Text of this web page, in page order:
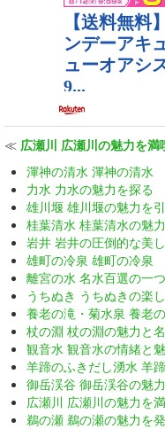
≪ 広瀬川 広瀬川の魅力を満
渾神の清水 渾神の清水
力水 力水の魅力を探る
雄川堰 雄川堰の魅力を
桂葉清水 桂葉清水の魅
岩井 岩井の圧倒的な美
雄町の冷泉 雄町の冷泉
離宮の水 名水百選の一
うちぬき うちぬきの楽
養老の滝・菊水泉 養老
杖の淵 杖の淵の魅力と
観音水 観音水の情緒と
羊蹄のふきだし湧水 羊
御岳渓谷 御岳渓谷の魅
広瀬川 広瀬川の魅力を
鵜の瀬 鵜の瀬の魅力を